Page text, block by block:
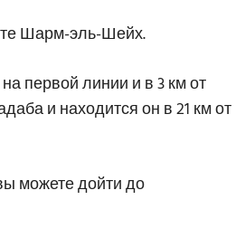
Шарм-эль-Шейх.
первой линии и в 3 км от
и находится он в 21 км от
можете дойти до